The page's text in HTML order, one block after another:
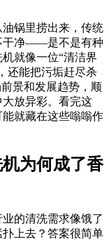
锅里捞出来，传统
干净——是不是有种
就像一位“清洁界
还能把污垢赶尽杀
景和发展趋势，顺
放异彩。看完这
就藏在这些嗡嗡作
为何成了香
的清洗需求像饿了
上去？答案很简单